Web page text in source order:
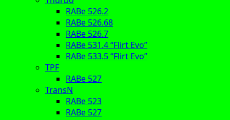
RABe 526.2
RABe 526.68
RABe 526.7
RABe 531.4 “Flirt Evo”
RABe 533.5 “Flirt Evo”
TPF
RABe 527
TransN
RABe 523
RABe 527